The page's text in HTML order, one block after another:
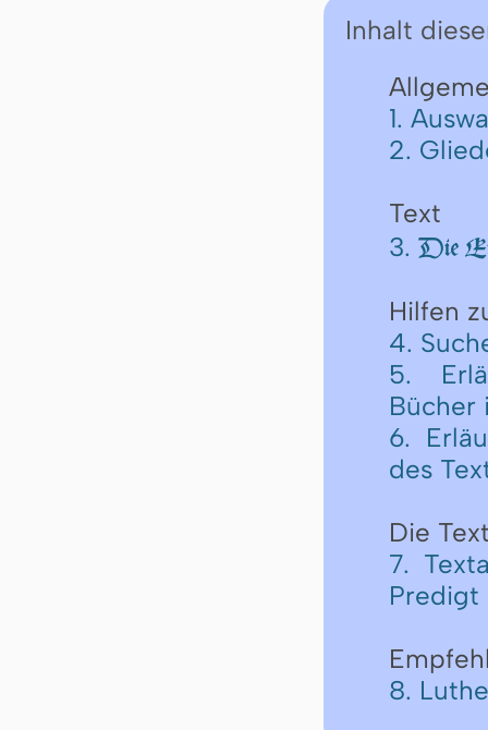
Inhalt
1.
2.
Text
3. Die
Hilfen
4.
5.
Bücher
6.
des
Die
7.
Predigt
8.